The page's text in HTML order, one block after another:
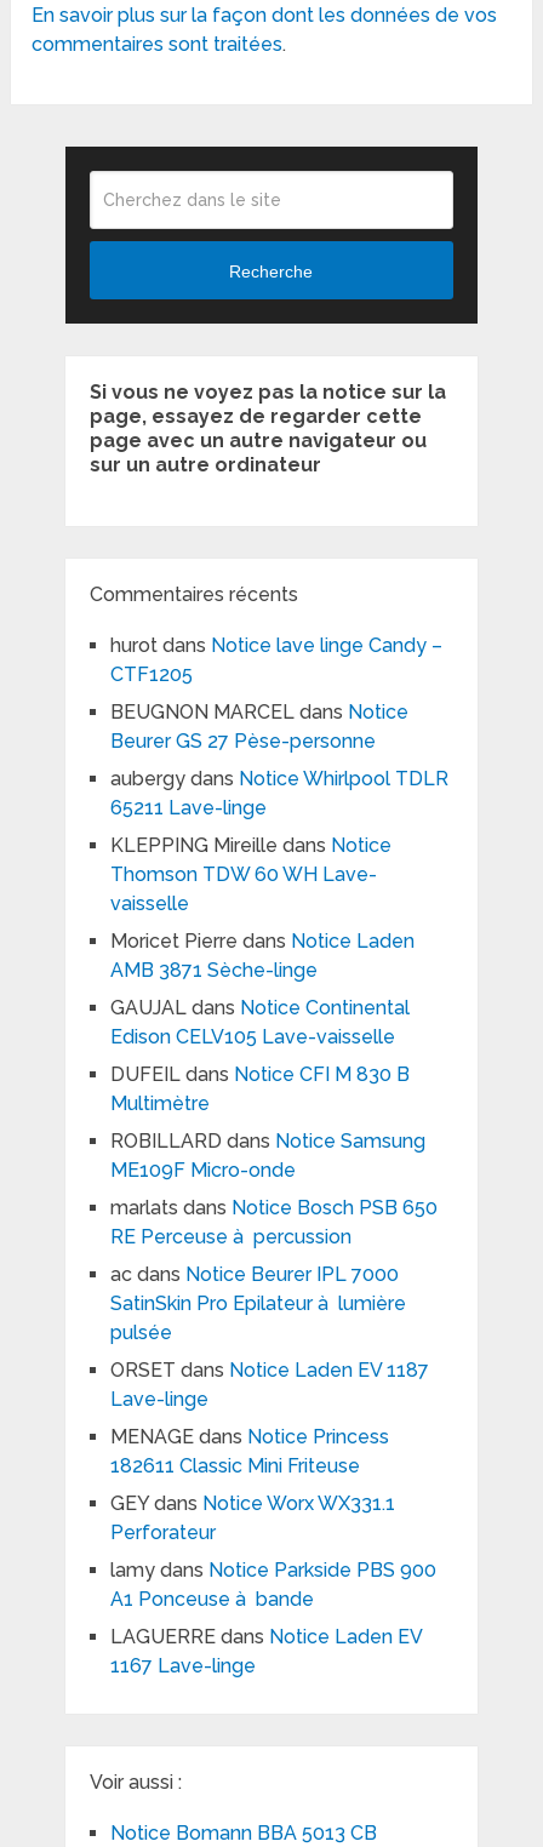
En savoir plus sur la façon dont les données de vos
commentaires sont traitées.
Recherche
Si vous ne voyez pas la notice sur la
page, essayez de regarder cette
page avec un autre navigateur ou
sur un autre ordinateur
Commentaires récents
hurotdans Notice lave linge Candy –
CTF1205
BEUGNON MARCELdans Notice
Beurer GS 27 Pèse-personne
aubergydans Notice Whirlpool TDLR
65211 Lave-linge
KLEPPING Mireille dans Notice
Thomson TDW 60 WH Lave-
vaisselle
Moricet Pierre dans Notice Laden
AMB 3871 Sèche-linge
GAUJALdans Notice Continental
Edison CELV105 Lave-vaisselle
DUFEILdans Notice CFI M 830 B
Multimètre
ROBILLARD dans Notice Samsung
ME109F Micro-onde
marlats dans Notice Bosch PSB 650
RE Perceuse à percussion
acdans Notice Beurer IPL 7000
SatinSkin Pro Epilateur à lumière
pulsée
ORSET dans Notice Laden EV 1187
Lave-linge
MENAGEdans Notice Princess
182611 Classic Mini Friteuse
GEYdans Notice Worx WX331.1
Perforateur
lamydans Notice Parkside PBS 900
A1 Ponceuse à bande
LAGUERREdans Notice Laden EV
1167 Lave-linge
Voir aussi :
Notice Bomann BBA 5013 CB